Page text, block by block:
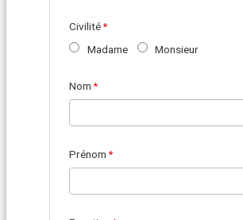
Civilité
Madame
Monsieur
Nom
Prénom